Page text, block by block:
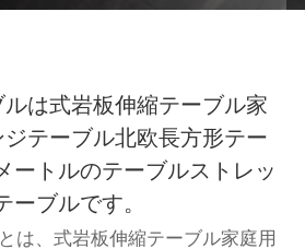
は式岩板伸縮テーブル家
テーブル北欧長方形テー
ートルのテーブルストレッ
ブルです。
は、式岩板伸縮テーブル家庭用